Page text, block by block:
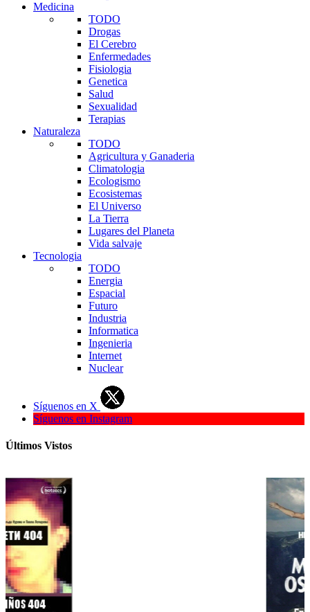
Medicina
TODO
Drogas
El Cerebro
Enfermedades
Fisiologia
Genetica
Salud
Sexualidad
Terapias
Naturaleza
TODO
Agricultura y Ganaderia
Climatologia
Ecologismo
Ecosistemas
El Universo
La Tierra
Lugares del Planeta
Vida salvaje
Tecnologia
TODO
Energia
Espacial
Futuro
Industria
Informatica
Ingenieria
Internet
Nuclear
Síguenos en X
Síguenos en Instagram
Últimos Vistos